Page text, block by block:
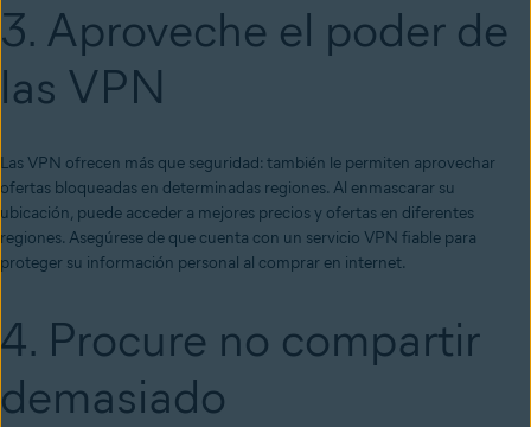
3. Aproveche el poder de
las VPN
Las VPN ofrecen más que seguridad: también le permiten aprovechar
ofertas bloqueadas en determinadas regiones. Al enmascarar su
ubicación, puede acceder a mejores precios y ofertas en diferentes
regiones. Asegúrese de que cuenta con un servicio VPN fiable para
proteger su información personal al comprar en internet.
4. Procure no compartir
demasiado